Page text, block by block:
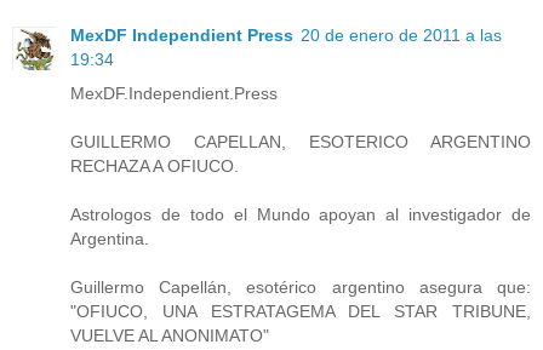
MexDF Independient Press 20 de enero de 2011 a las
19:34
MexDF.Independient.Press
GUILLERMO CAPELLAN, ESOTERICO ARGENTINO
RECHAZA A OFIUCO.
Astrologos de todo el Mundo apoyan al investigador de
Argentina.
Guillermo Capellán, esotérico argentino asegura que:
"OFIUCO, UNA ESTRATAGEMA DEL STAR TRIBUNE,
VUELVE AL ANONIMATO"